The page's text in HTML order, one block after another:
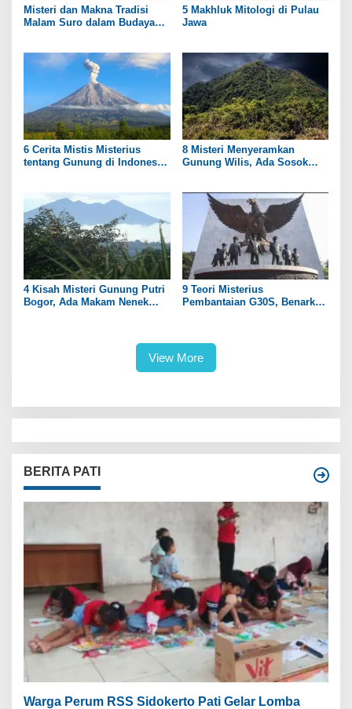
Misteri dan Makna Tradisi
Malam Suro dalam Budaya
5 Makhluk Mitologi di Pulau
Jawa
6 Cerita Mistis Misterius
tentang Gunung di Indonesia
8 Misteri Menyeramkan
Gunung Wilis, Ada Sosok
4 Kisah Misteri Gunung Putri
Bogor, Ada Makam Nenek
9 Teori Misterius
Pembantaian G30S, Benarkah
View More
BERITA PATI
Warga Perum RSS Sidokerto Pati Gelar Lomba